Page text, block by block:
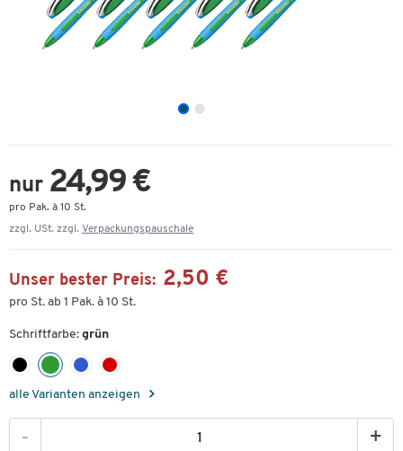
nur 24,99 €
pro Pak. à 10 St.
zzgl. USt. zzgl. Verpackungspauschale
Unser bester Preis: 2,50 €
pro St. ab 1 Pak. à 10 St.
Schriftfarbe: grün
alle Varianten anzeigen
- +